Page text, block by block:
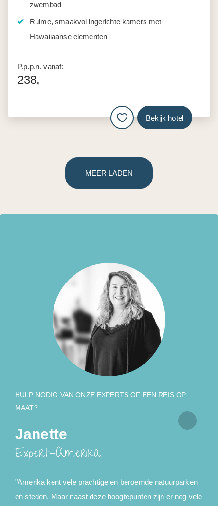
zwembad
Ruime, smaakvol ingerichte kamers met
Hawaiiaanse elementen
P.p.p.n. vanaf:
238,-
Bekijk hotel
MEER LADEN
HULP NODIG VAN ONZE EXPERTS OF EEN REIS OP
MAAT?
Janette
Expert-Amerika
"Amerika kent vele prachtige en beroemde natuurparken
en steden. Maar naast deze hoogtepunten zijn er nog vele